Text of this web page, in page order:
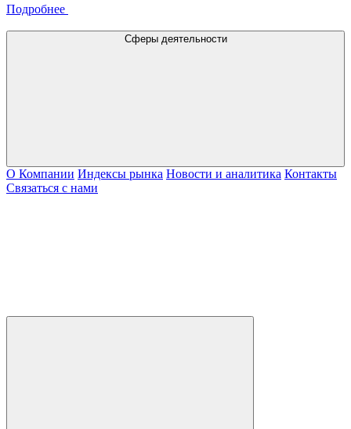
Подробнее
Сферы деятельности
О Компании Индексы рынка Новости и аналитика Контакты
Связаться с нами